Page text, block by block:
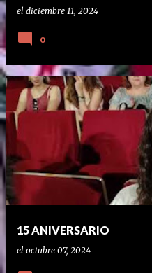
el diciembre 11, 2024
0
15 ANIVERSARIO
el octubre 07, 2024